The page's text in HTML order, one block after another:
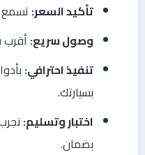
تأكيد السعر: تسمع
وصول سريع: أقرب
تنفيذ احترافي:
بسيارتك.
اختبار وتسليم:
بضمان.